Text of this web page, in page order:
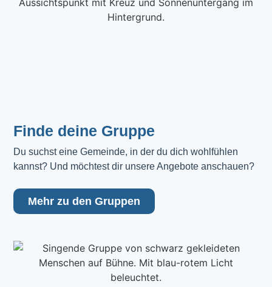
Finde deine Gruppe
Du suchst eine Gemeinde, in der du dich wohlfühlen
kannst? Und möchtest dir unsere Angebote anschauen?
Mehr zu den Gruppen